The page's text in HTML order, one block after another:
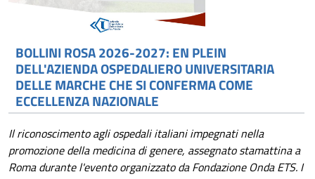
BOLLINI ROSA 2026-2027: EN PLEIN
DELL'AZIENDA OSPEDALIERO UNIVERSITARIA
DELLE MARCHE CHE SI CONFERMA COME
ECCELLENZA NAZIONALE
Il riconoscimento agli ospedali italiani impegnati nella
promozione della medicina di genere, assegnato stamattina a
Roma durante l'evento organizzato da Fondazione Onda ETS. I